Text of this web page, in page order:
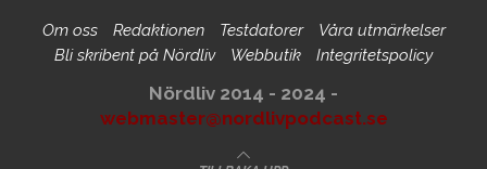
Om oss Redaktionen Testdatorer
Våra utmärkelser
Bli skribent på Nördliv
Webbutik Integritetspolicy
Nördliv 2014 - 2024 -
webmaster@nordlivpodcast.se